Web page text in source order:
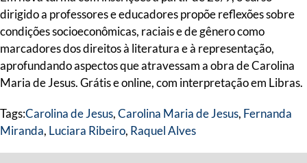
dirigido a professores e educadores propõe reflexões sobre
condições socioeconômicas, raciais e de gênero como
marcadores dos direitos à literatura e à representação,
aprofundando aspectos que atravessam a obra de Carolina
Maria de Jesus. Grátis e online, com interpretação em Libras.
Tags:Carolina de Jesus,Carolina Maria de Jesus, Fernanda
Miranda, Luciara Ribeiro, Raquel Alves